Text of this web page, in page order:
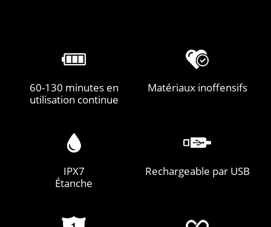
60-130 minutes en
utilisation continue
Matériaux inoffensifs
IPX7
Étanche
Rechargeable par USB